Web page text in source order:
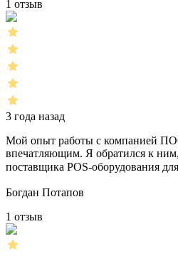
1 отзыв
3 года назад
Мой опыт работы с компанией
впечатляющим. Я обратился к
поставщика POS-оборудования
Богдан Потапов
1 отзыв